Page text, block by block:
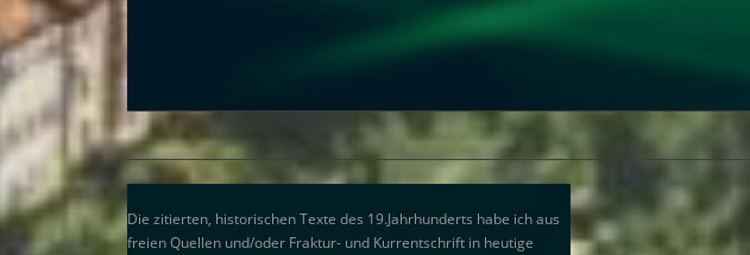
Die zitierten, historischen Texte des 19.Jahrhunderts habe ich aus
freien Quellen und/oder Fraktur- und Kurrentschrift in heutige